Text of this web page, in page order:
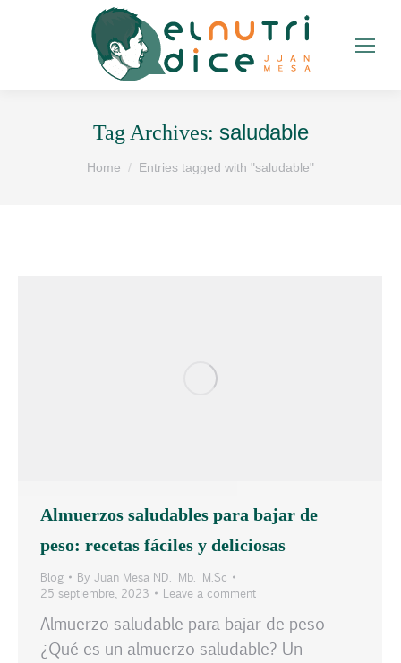
Tag Archives: saludable
You are here:
Home Entries tagged with "saludable"
Almuerzos saludables para bajar de
peso: recetas fáciles y deliciosas
Blog By Juan Mesa ND. Mb. M.Sc
25 septiembre, 2023
Leave a comment
Almuerzo saludable para bajar de peso
¿Qué es un almuerzo saludable? Un